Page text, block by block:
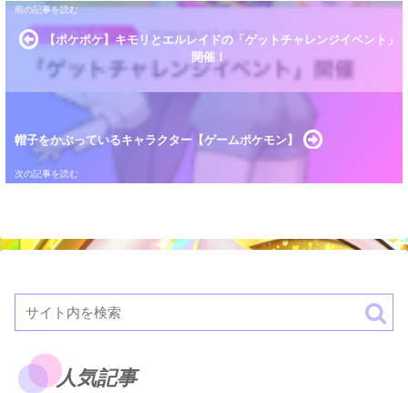
【ポケポケ】キモリとエルレイドの「ゲットチャレンジイベント」
開催！
帽子をかぶっているキャラクター【ゲームポケモン】
人気記事